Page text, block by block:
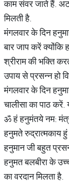
काम संवर जाते हैं.
मिलती है.
मंगलवार के दिन
बार जाप करें क्योंकि
श्रीराम की भक्ति
उपाय से प्रसन्न हो
मंगलवार के दिन
चालीसा का पाठ करें.
ॐ हं हनुमंतये नम:
हनुमते रुद्रात्मकाय
हनुमान जी बहुत
हनुमत बलबीरा के
का वरदान मिलता है.